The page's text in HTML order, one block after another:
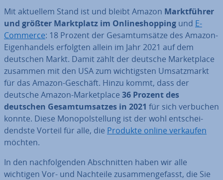
Mit aktuellem Stand ist und bleibt Amazon Markt­füh­rer
und größter Markt­platz im On­line­shop­ping und E-
Commerce: 18 Prozent der Ge­samt­um­sät­ze des Amazon-
Ei­gen­han­dels erfolgten allein im Jahr 2021 auf dem
deutschen Markt. Damit zählt der deutsche Mar­ket­place
zusammen mit den USA zum wich­tigs­ten Um­satz­markt
für das Amazon-Geschäft. Hinzu kommt, dass der
deutsche Amazon-Mar­ket­place 36 Prozent des
deutschen Ge­samt­um­sat­zes in 2021 für sich verbuchen
konnte. Diese Mo­no­pol­stel­lung ist der wohl ent­schei­
dends­te Vorteil für alle, die Produkte online verkaufen
möchten.
In den nach­fol­gen­den Ab­schnit­ten haben wir alle
wichtigen Vor- und Nachteile zu­sam­men­ge­fasst, die Sie